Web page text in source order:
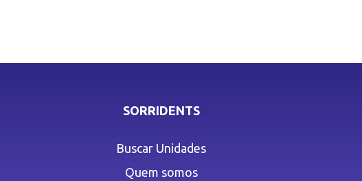
SORRIDENTS
Buscar Unidades
Quem somos